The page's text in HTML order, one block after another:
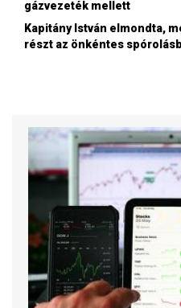
gázvezeték mellett
Kapitány István elmondta,
részt az önkéntes